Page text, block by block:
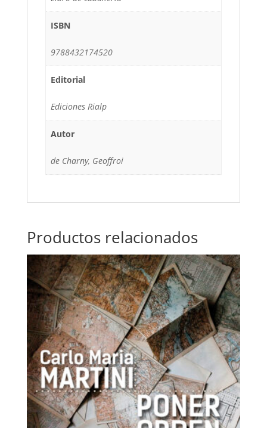
ISBN
9788432174520
Editorial
Ediciones Rialp
Autor
de Charny, Geoffroi
Productos relacionados